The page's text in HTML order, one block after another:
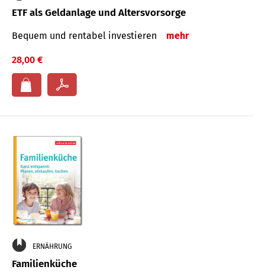
ETF als Geldanlage und Altersvorsorge
Bequem und rentabel investieren mehr
28,00 €
ERNÄHRUNG
Familienküche